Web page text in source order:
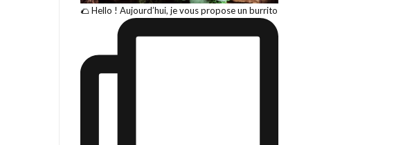
🌮 Hello ! Aujourd’hui, je vous propose un burrito